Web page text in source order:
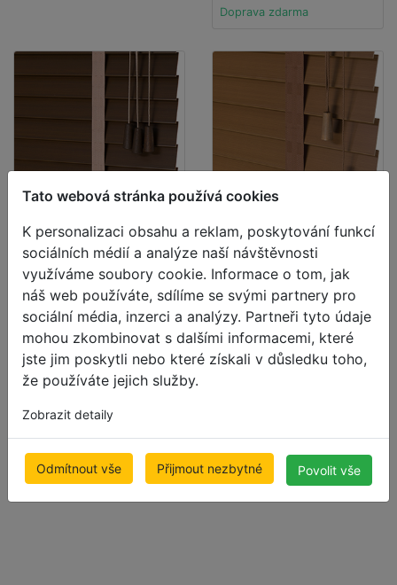
Tato webová stránka používá cookies
K personalizaci obsahu a reklam, poskytování funkcí
sociálních médií a analýze naší návštěvnosti
využíváme soubory cookie. Informace o tom, jak
náš web používáte, sdílíme se svými partnery pro
sociální média, inzerci a analýzy. Partneři tyto údaje
mohou zkombinovat s dalšími informacemi, které
jste jim poskytli nebo které získali v důsledku toho,
že používáte jejich služby.
Zobrazit detaily
Odmítnout vše Přijmout nezbytné Povolit vše
Doprava zdarma
Deal
Žaluzie v
imitaci
dřeva 50mm
CEDRO
500 x 1000mm
1,537.13 Kč
Doprava zdarma
Deal
Žaluzie v
imitaci
dřeva 65mm
CEDRO
Doprava zdarma